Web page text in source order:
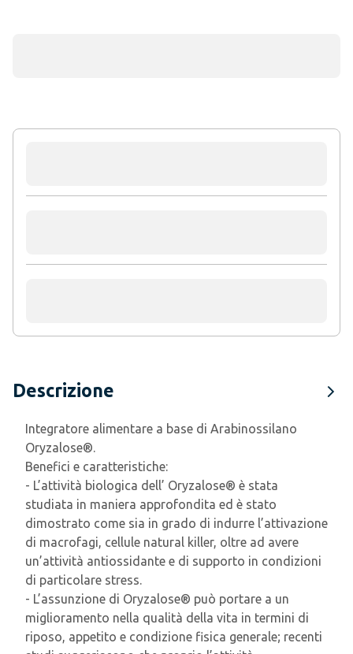
Descrizione
Integratore alimentare a base di Arabinossilano
Oryzalose®.
Benefici e caratteristiche:
- L’attività biologica dell’ Oryzalose® è stata
studiata in maniera approfondita ed è stato
dimostrato come sia in grado di indurre l’attivazione
di macrofagi, cellule natural killer, oltre ad avere
un’attività antiossidante e di supporto in condizioni
di particolare stress.
- L’assunzione di Oryzalose® può portare a un
miglioramento nella qualità della vita in termini di
riposo, appetito e condizione fisica generale; recenti